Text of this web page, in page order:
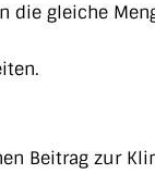
die gleiche
Beitrag zur